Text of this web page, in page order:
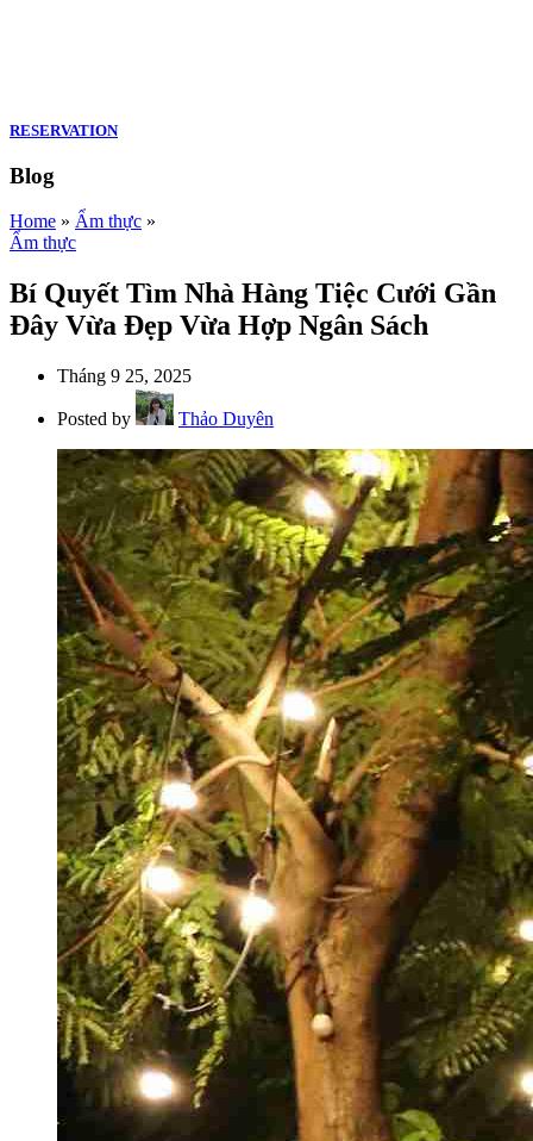
RESERVATION
Blog
Home » Ẩm thực »
Ẩm thực
Bí Quyết Tìm Nhà Hàng Tiệc Cưới Gần
Đây Vừa Đẹp Vừa Hợp Ngân Sách
Tháng 9 25, 2025
Posted by Thảo Duyên